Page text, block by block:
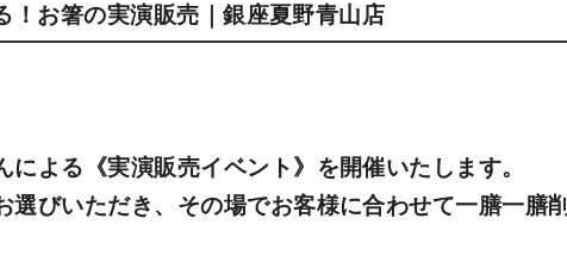
！お箸の実演販売｜銀座夏野青山店
による《実演販売イベント》を開催いたします。
選びいただき、その場でお客様に合わせて一膳一膳削